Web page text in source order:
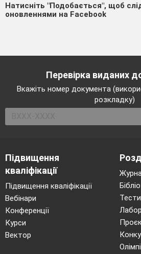
Натисніть "Подобається", щоб
оновленнями на Facebook
Перевірка виданих
Вкажіть номер документа
розкладку)
Підвищення
кваліфікації
Підвищення кваліфікації
Вебінари
Конференції
Курси
Вектор
Тести